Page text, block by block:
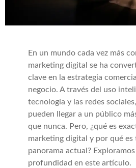
En un mundo cada vez más
marketing digital se ha
clave en la estrategia
negocio. A través del uso
tecnología y las redes
pueden llegar a un público
que nunca. Pero, ¿qué es
marketing digital y por qué es
panorama actual?
profundidad en este artículo.